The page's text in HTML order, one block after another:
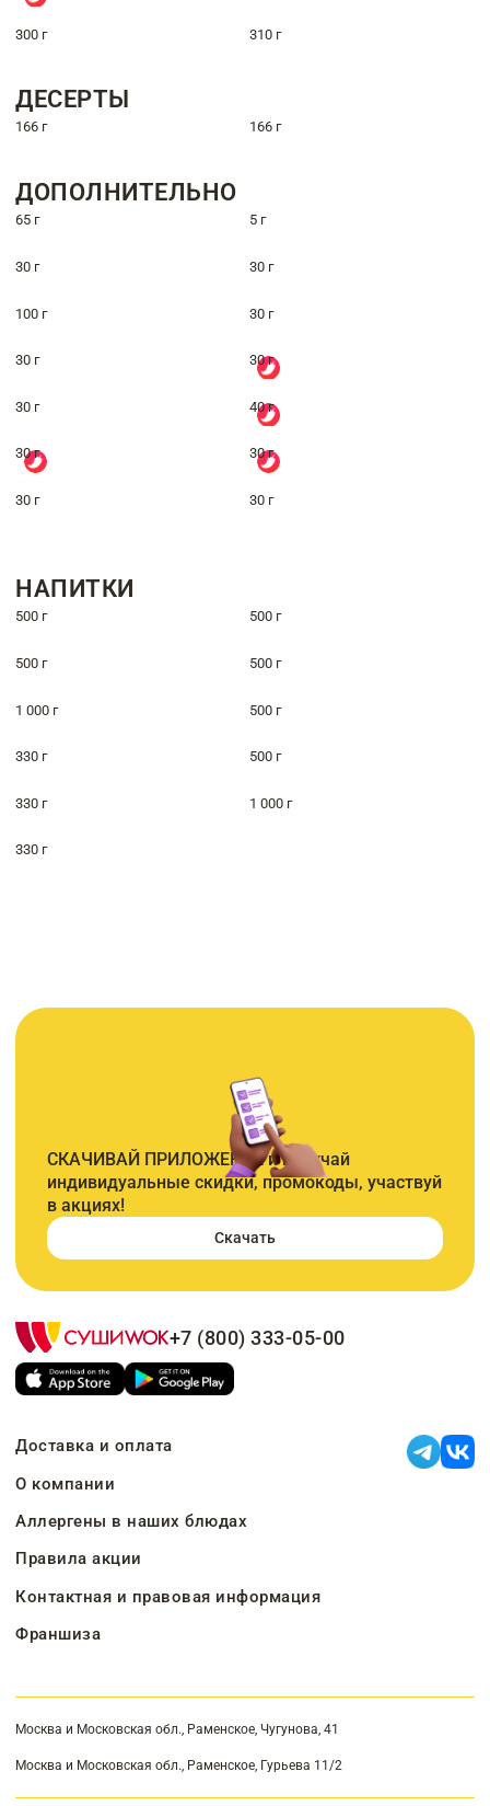
300 г 310 г
ДЕСЕРТЫ
166 г 166 г
ДОПОЛНИТЕЛЬНО
65 г 5 г
30 г 30 г
100 г 30 г
30 г 30 г
30 г 40 г
30 г 30 г
30 г 30 г
НАПИТКИ
500 г 500 г
500 г 500 г
1 000 г 500 г
330 г 500 г
330 г 1 000 г
330 г
СКАЧИВАЙ ПРИЛОЖЕНИЕ и получай
индивидуальные скидки, промокоды, участвуй
в акциях!
Скачать
+7 (800) 333-05-00
Доставка и оплата
О компании
Аллергены в наших блюдах
Правила акции
Контактная и правовая информация
Франшиза
Москва и Московская обл., Раменское, Чугунова, 41
Москва и Московская обл., Раменское, Гурьева 11/2